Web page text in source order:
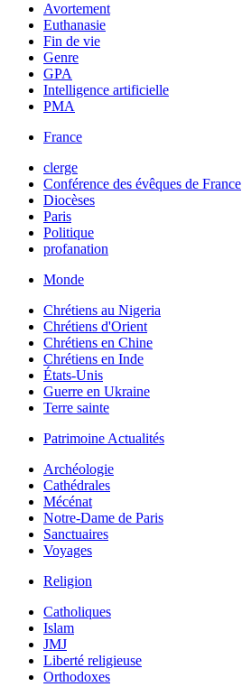
Avortement
Euthanasie
Fin de vie
Genre
GPA
Intelligence artificielle
PMA
France
clerge
Conférence des évêques de France
Diocèses
Paris
Politique
profanation
Monde
Chrétiens au Nigeria
Chrétiens d'Orient
Chrétiens en Chine
Chrétiens en Inde
États-Unis
Guerre en Ukraine
Terre sainte
Patrimoine Actualités
Archéologie
Cathédrales
Mécénat
Notre-Dame de Paris
Sanctuaires
Voyages
Religion
Catholiques
Islam
JMJ
Liberté religieuse
Orthodoxes